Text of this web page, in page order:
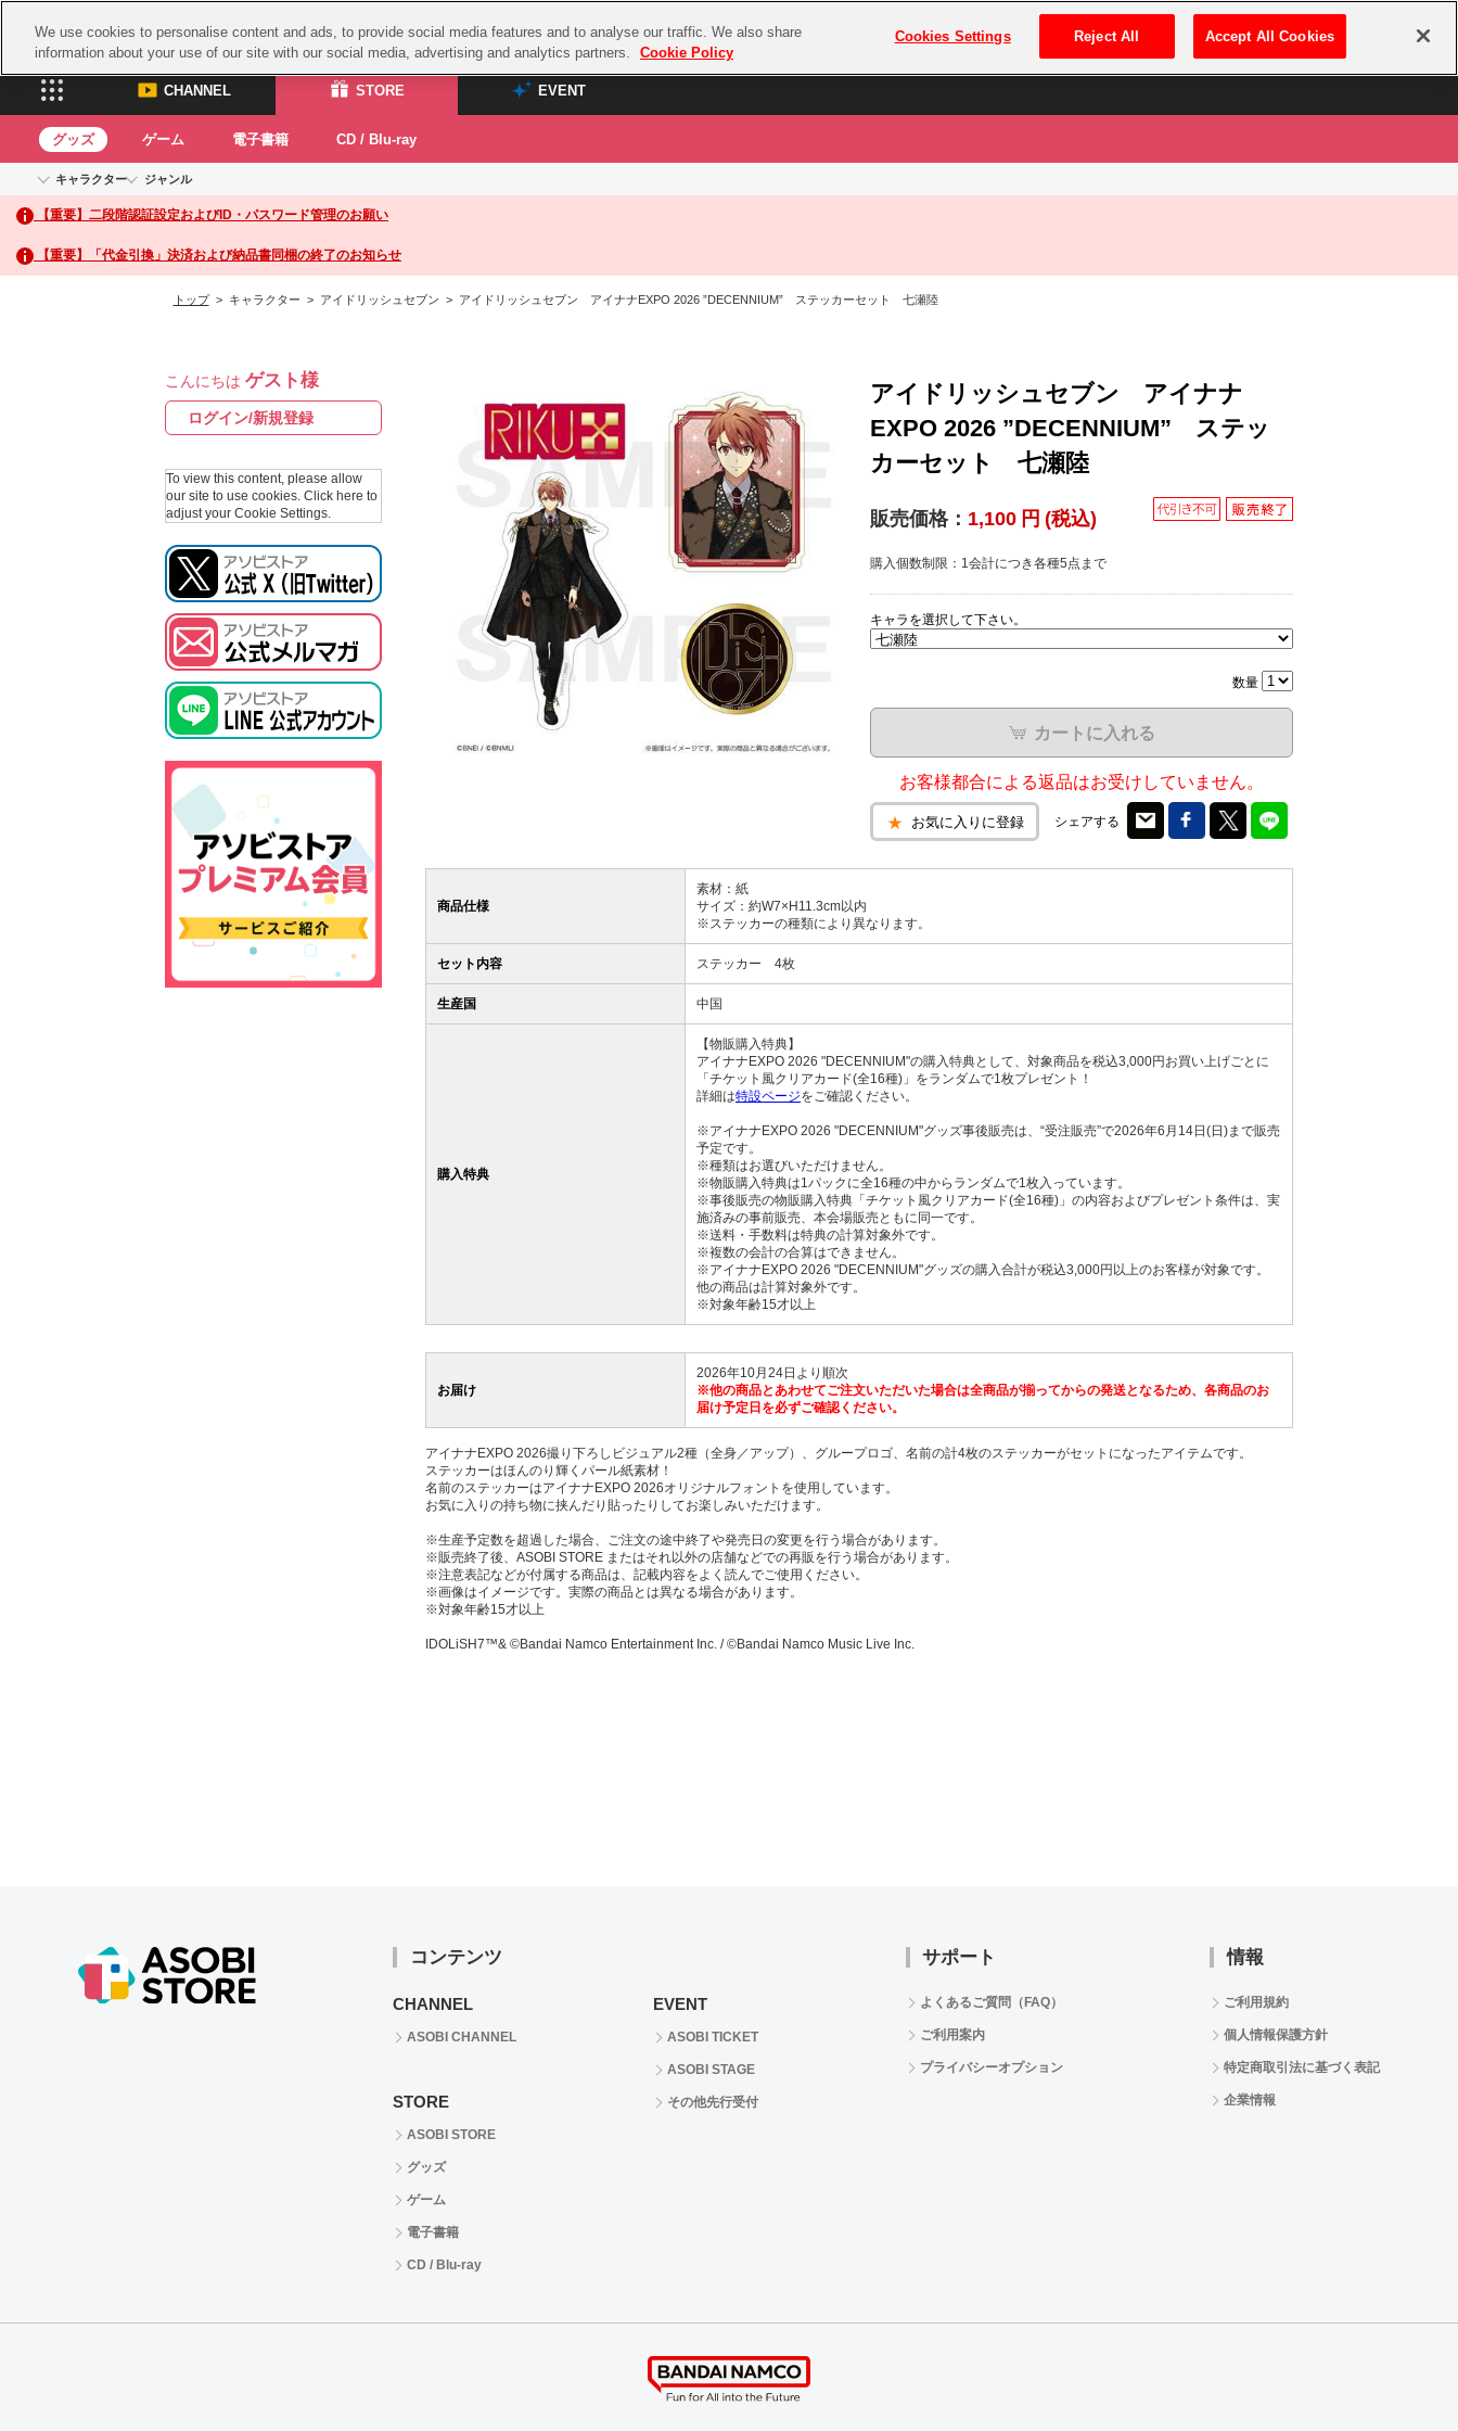
プレミアム会員とは ログイン・新規登録
CHANNEL STORE EVENT
CHANNEL
ASOBI CHANNEL TOP
STORE
ASOBI STORE TOP
グッズ
EVENT
ASOBI STAGE
グッズ ゲーム 電子書籍 CD / Blu-ray
キャラクター
アイドルマスターシリーズ
アイドルマスター
アイドルマスター シンデレラガールズ
アイドルマスター ミリオンライブ！
プロジェクトアイマス ヴイアライヴ
テイルズ オブ シリーズ
ガンダムシリーズ
ドラゴンボール
ラブライブ！サンシャイン‼
ラブライブ！虹ヶ咲学園スクールアイドル同好会
モフモフパレード
ジャンル
イベントグッズ
トイ・ホビー
【重要】二段階認証設定およびID・パスワード管理のお願い
【重要】「代金引換」決済および納品書同梱の終了のお知らせ
トップ> キャラクター > アイドリッシュセブン > アイドリッシュセブン アイナナEXPO 2026 ”DECENNIUM” ステッカーセット 七瀬陸
こんにちは ゲスト様
ログイン/新規登録
To view this content, please allow
our site to use cookies. Click here to
adjust your Cookie Settings.
アイドリッシュセブン アイナナ
EXPO 2026 ”DECENNIUM” ステッ
カーセット 七瀬陸
販売価格： 1,100 円 (税込)
購入個数制限：1会計につき各種5点まで
キャラを選択して下さい。
数量
カートに入れる
お客様都合による返品はお受けしていません。
お気に入りに登録 シェアする
商品仕様
素材：紙
サイズ：約W7×H11.3cm以内
※ステッカーの種類により異なります。
セット内容 ステッカー 4枚
生産国 中国
購入特典
【物販購入特典】
アイナナEXPO 2026 "DECENNIUM"の購入特典として、対象商品を税込3,000円お買い上げごとに
「チケット風クリアカード(全16種)」をランダムで1枚プレゼント！
詳細は特設ページをご確認ください。
※アイナナEXPO 2026 "DECENNIUM"グッズ事後販売は、“受注販売”で2026年6月14日(日)まで販売
予定です。
※種類はお選びいただけません。
※物販購入特典は1パックに全16種の中からランダムで1枚入っています。
※事後販売の物販購入特典「チケット風クリアカード(全16種)」の内容およびプレゼント条件は、実
施済みの事前販売、本会場販売ともに同一です。
※送料・手数料は特典の計算対象外です。
※複数の会計の合算はできません。
※アイナナEXPO 2026 "DECENNIUM"グッズの購入合計が税込3,000円以上のお客様が対象です。
他の商品は計算対象外です。
※対象年齢15才以上
お届け
2026年10月24日より順次
※他の商品とあわせてご注文いただいた場合は全商品が揃ってからの発送となるため、各商品のお
届け予定日を必ずご確認ください。
アイナナEXPO 2026撮り下ろしビジュアル2種（全身／アップ）、グループロゴ、名前の計4枚のステッカーがセットになったアイテムです。
ステッカーはほんのり輝くパール紙素材！
名前のステッカーはアイナナEXPO 2026オリジナルフォントを使用しています。
お気に入りの持ち物に挟んだり貼ったりしてお楽しみいただけます。
※生産予定数を超過した場合、ご注文の途中終了や発売日の変更を行う場合があります。
※販売終了後、ASOBI STORE またはそれ以外の店舗などでの再販を行う場合があります。
※注意表記などが付属する商品は、記載内容をよく読んでご使用ください。
※画像はイメージです。実際の商品とは異なる場合があります。
※対象年齢15才以上
IDOLiSH7™& ©Bandai Namco Entertainment Inc. / ©Bandai Namco Music Live Inc.
コンテンツ
CHANNEL
ASOBI CHANNEL
STORE
ASOBI STORE
グッズ
ゲーム
電子書籍
CD / Blu-ray
EVENT
ASOBI TICKET
ASOBI STAGE
その他先行受付
サポート
よくあるご質問（FAQ）
ご利用案内
プライバシーオプション
情報
ご利用規約
個人情報保護方針
特定商取引法に基づく表記
企業情報
We use cookies to personalise content and ads, to provide social media features and to analyse our traffic. We also share
information about your use of our site with our social media, advertising and analytics partners.
Cookie Policy
Cookies Settings Reject All Accept All Cookies